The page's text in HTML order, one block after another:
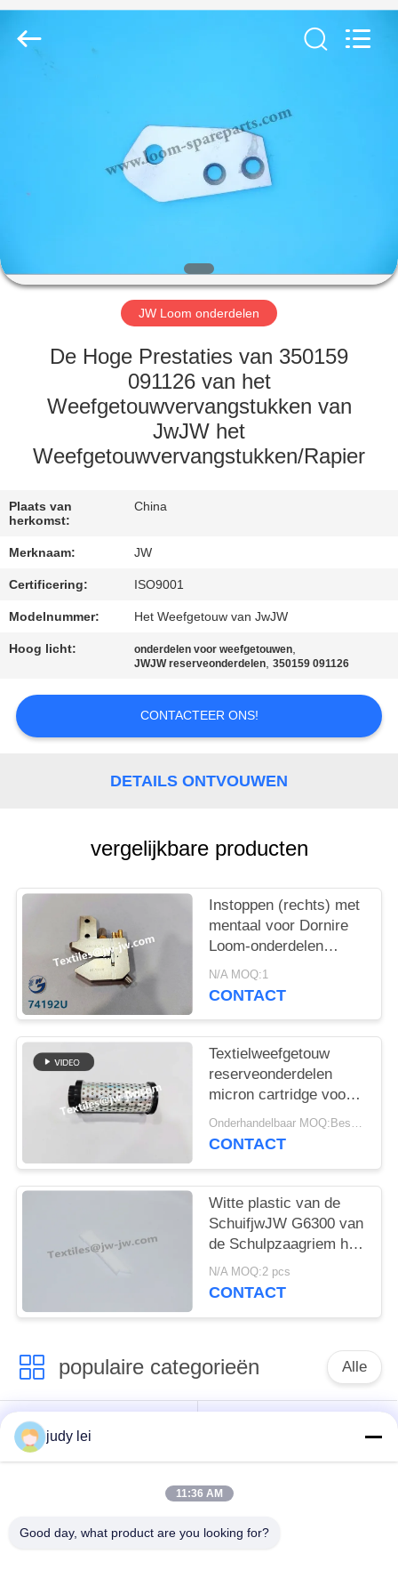
PRODUCTEN
FABRIEKSREIS
KWALITEITSCONTROLE
CONTACTEER
VRAAG
EEN
SITEMAP
PRIVACY
Import
Export
Co.,Ltd.
JW Loom onderdelen
De Hoge Prestaties van 350159
091126 van het
Weefgetouwvervangstukken van
JwJW het
Weefgetouwvervangstukken/Rapier
Plaats van
herkomst:
China
Merknaam: JW
Certificering: ISO9001
Modelnummer: Het Weefgetouw van JwJW
Hoog licht: onderdelen voor weefgetouwen,
JWJW reserveonderdelen,350159 091126
CONTACTEER ONS!
DETAILS ONTVOUWEN
vergelijkbare producten
Instoppen (rechts) met
mentaal voor Dornire
Loom-onderdelen
74192U
N/A MOQ:1
CONTACT
Textielweefgetouw
reserveonderdelen
micron cartridge voor
afzuiging voor een
machineonderdeel
Onderhandelbaar MOQ:Bespreekbaar
CONTACT
Witte plastic van de
SchuifjwJW G6300 van
de Schulpzaagriem het
Weefgetouwvervangstukken
N/A MOQ:2 pcs
CONTACT
populaire categorieën Alle
wevend
weefgetouwvervangstukken
rapierweefgetouw
het Airjetweefgetouw
judy lei
11:36 AM
Good day, what product are you looking for?